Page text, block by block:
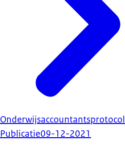
Onderwijsaccountantsprotocol
Publicatie09-12-2021